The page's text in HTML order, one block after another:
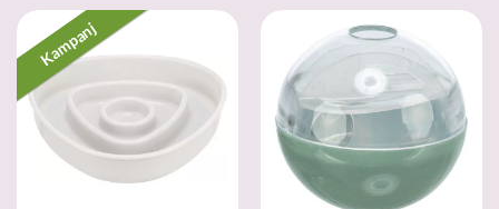
Kampanj